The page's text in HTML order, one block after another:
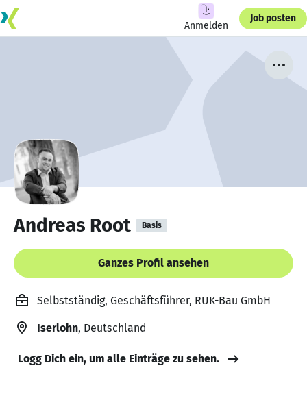
Anmelden
Job posten
Andreas Root Basis
Ganzes Profil ansehen
Selbstständig, Geschäftsführer, RUK-Bau GmbH
Iserlohn, Deutschland
Logg Dich ein, um alle Einträge zu sehen.